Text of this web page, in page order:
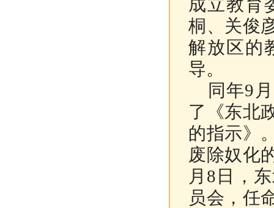
成立教育
桐、关俊
解放区的
导。
同年9月
了《东北
的指示》
废除奴化
月8日
，
员会，任